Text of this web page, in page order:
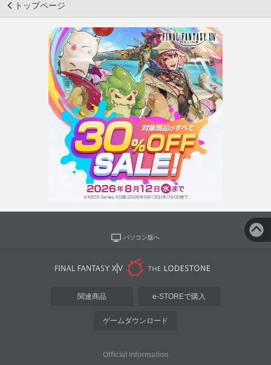
トップページ
パソコン版へ
関連商品 e-STOREで購入
ゲームダウンロード
Official Information